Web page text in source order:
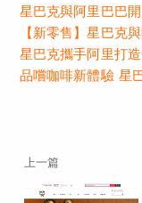
星巴克與阿里巴巴
【新零售】星巴克
星巴克攜手阿里打
品嚐咖啡新體驗 星
上一篇